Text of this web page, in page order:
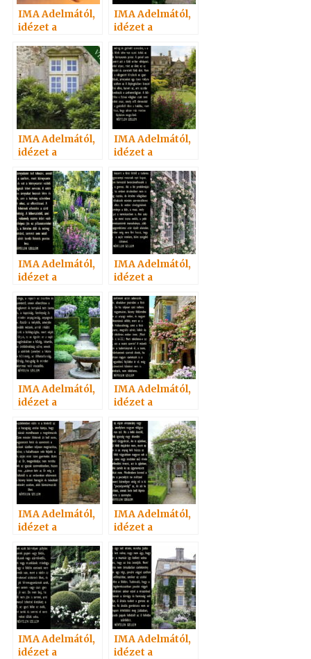
IMA Adelmától,
idézet a
Szellemtől 68.
IMA Adelmától,
idézet a
Szellemtől 56.
IMA Adelmától,
idézet a
Szellemtől 62.
IMA Adelmától,
idézet a
Szellemtől 46.
IMA Adelmától,
idézet a
Szellemtől 13.
IMA Adelmától,
idézet a
Szellemtől 24.
IMA Adelmától,
idézet a
Szellemtől 12.
IMA Adelmától,
idézet a
Szellemtől 51.
IMA Adelmától,
idézet a
Szellemtől 43.
IMA Adelmától,
idézet a
Szellemtől 5.
IMA Adelmától,
idézet a
IMA Adelmától,
idézet a